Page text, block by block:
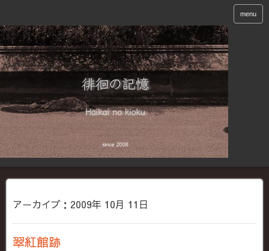
menu
アーカイブ：2009年 10月 11日
翠紅館跡